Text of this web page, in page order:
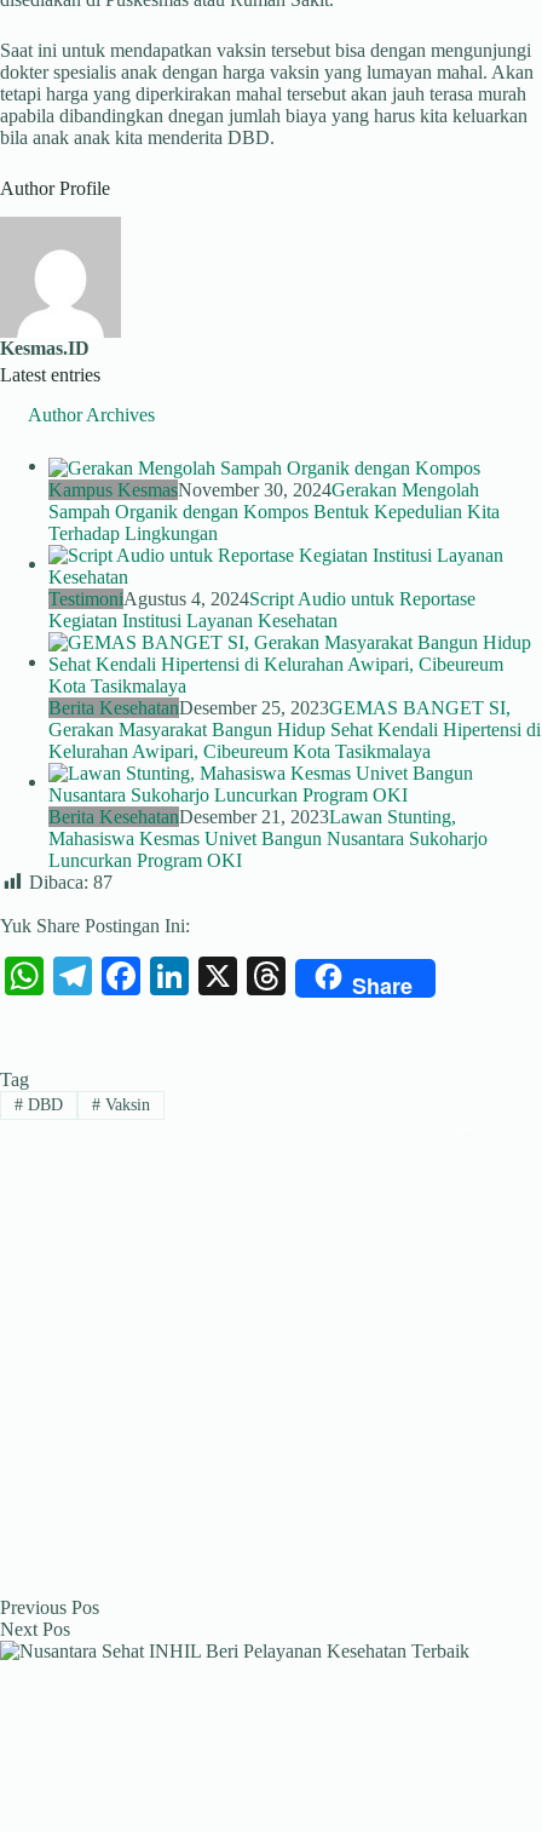
Saat ini untuk mendapatkan vaksin tersebut bisa dengan mengunjungi
dokter spesialis anak dengan harga vaksin yang lumayan mahal. Akan
tetapi harga yang diperkirakan mahal tersebut akan jauh terasa murah
apabila dibandingkan dnegan jumlah biaya yang harus kita keluarkan
bila anak anak kita menderita DBD.
Author Profile
Kesmas.ID
Latest entries
Author Archives
Kampus KesmasNovember 30, 2024Gerakan Mengolah
Sampah Organik dengan Kompos Bentuk Kepedulian Kita
Terhadap Lingkungan
TestimoniAgustus 4, 2024Script Audio untuk Reportase
Kegiatan Institusi Layanan Kesehatan
Berita KesehatanDesember 25, 2023GEMAS BANGET SI,
Gerakan Masyarakat Bangun Hidup Sehat Kendali Hipertensi di
Kelurahan Awipari, Cibeureum Kota Tasikmalaya
Berita KesehatanDesember 21, 2023Lawan Stunting,
Mahasiswa Kesmas Univet Bangun Nusantara Sukoharjo
Luncurkan Program OKI
Dibaca: 87
Yuk Share Postingan Ini:
W
A
Te
a
Fa
ok
Li
X
T
Share
Tag
#DBD #Vaksin
Previous Pos
NextPos